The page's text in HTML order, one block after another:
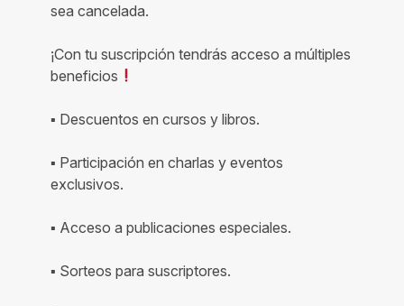
sea cancelada.
¡Con tu suscripción tendrás acceso a múltiples
beneficios
▪ Descuentos en cursos y libros.
▪ Participación en charlas y eventos
exclusivos.
▪ Acceso a publicaciones especiales.
▪ Sorteos para suscriptores.